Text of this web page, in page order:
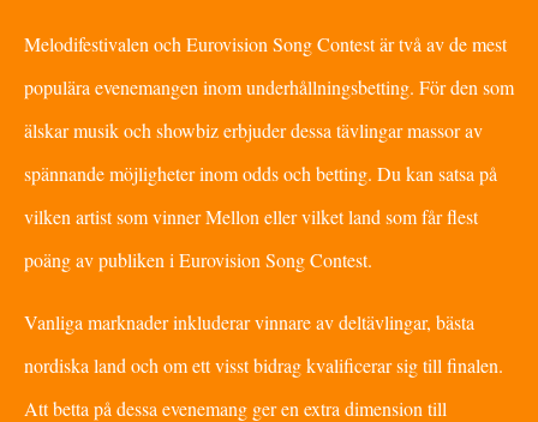
Melodifestivalen och Eurovision Song Contest är två av de mest
populära evenemangen inom underhållningsbetting. För den som
älskar musik och showbiz erbjuder dessa tävlingar massor av
spännande möjligheter inom odds och betting. Du kan satsa på
vilken artist som vinner Mellon eller vilket land som får flest
poäng av publiken i Eurovision Song Contest.
Vanliga marknader inkluderar vinnare av deltävlingar, bästa
nordiska land och om ett visst bidrag kvalificerar sig till finalen.
Att betta på dessa evenemang ger en extra dimension till